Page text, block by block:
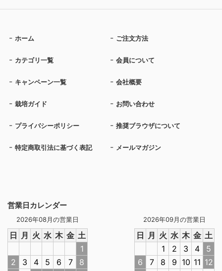
営業日カレンダー
2026年08月の営業日
日 月 火 水 木 金 土
1
2
3 4 5 6 7
8
2026年09月の営業日
日 月 火 水 木 金 土
1
2 3 4
5
6
7 8 9 10 11 12
ホーム ご注文方法
カテゴリ一覧 会員について
キャンペーン一覧 会社概要
栽培ガイド お問い合わせ
プライバシーポリシー 推奨ブラウザについて
特定商取引法に基づく表記 メールマガジン